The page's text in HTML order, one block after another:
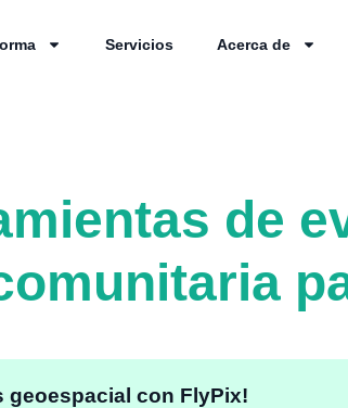
Servicios Acerca de
de
geoespacial con FlyPix!